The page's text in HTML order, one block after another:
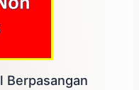
Berpasangan